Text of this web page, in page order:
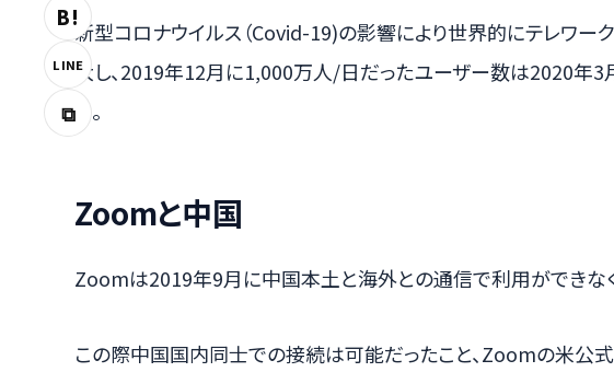
B!
LINE
⧉
新型コロナウイルス（Covid-19)の影響により世界的にテレワー
大し、2019年12月に1,000万人/日だったユーザー数は2020年
る。
Zoomと中国
Zoomは2019年9月に中国本土と海外との通信で利用ができな
この際中国国内同士での接続は可能だったこと、Zoomの米公